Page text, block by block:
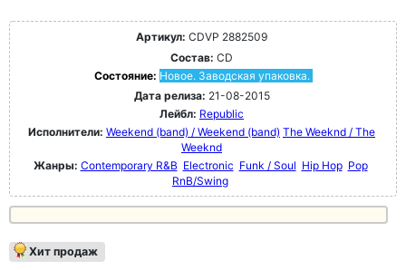
Артикул: CDVP 2882509
Состав: CD
Состояние: Новое. Заводская упаковка.
Дата релиза: 21-08-2015
Лейбл: Republic
Исполнители: Weekend (band) / Weekend (band) The Weeknd / The
Weeknd
Жанры: Contemporary R&B Electronic Funk / Soul Hip Hop Pop
RnB/Swing
Хит продаж